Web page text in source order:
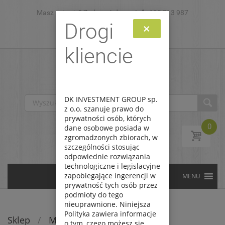
Skip to content
Masz pytanie? Zadzwoń do nas! 693 713 987
Zaloguj Zarejestruj
0
Sklep / Modele rc / Samochody
Drogi
kliencie
×
DK INVESTMENT GROUP sp.
z o.o. szanuje prawo do
prywatności osób, których
dane osobowe posiada w
zgromadzonych zbiorach, w
szczególności stosując
odpowiednie rozwiązania
technologiczne i legislacyjne
zapobiegające ingerencji w
prywatność tych osób przez
podmioty do tego
nieuprawnione. Niniejsza
Polityka zawiera informacje